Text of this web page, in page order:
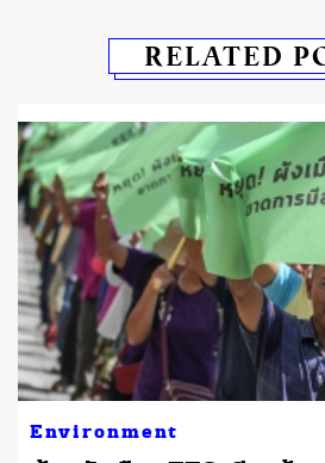
RELATED
Environment